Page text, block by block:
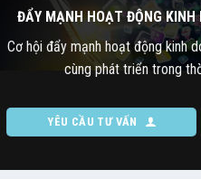
ĐẨY MẠNH HOẠT ĐỘNG KINH
Cơ hội đẩy mạnh hoạt động kinh
cùng phát triển trong
YÊU CẦU TƯ VẤN